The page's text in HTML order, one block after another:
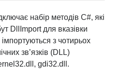
набір методів C#, які
DllImport для вказівки
з чотирьох
зв’язків (DLL)
gdi32.dll.